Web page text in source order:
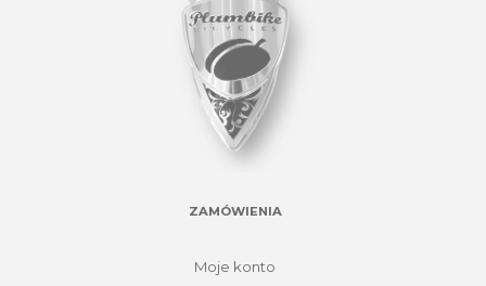
ZAMÓWIENIA
Moje konto